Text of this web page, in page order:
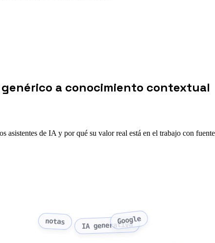
a conocimiento contextual
de IA y por qué su valor real está en el trabajo con
notas IA generativa
Google